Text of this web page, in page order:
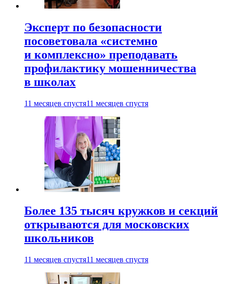
Эксперт по безопасности
посоветовала «системно
и комплексно» преподавать
профилактику мошенничества
в школах
11 месяцев спустя11 месяцев спустя
Более 135 тысяч кружков и секций
открываются для московских
школьников
11 месяцев спустя11 месяцев спустя